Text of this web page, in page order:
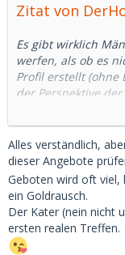
Zitat von
Es gibt wirklich
werfen, als ob es
Profil erstellt (ohne
der Perspektive
Innerhalb von 24
geboten:
1. 300 EUR für
2. 900 EUR für ca.
3. 2-4k pro Monat
Besonders der
Ich weiß nicht
einem verfügbaren
Alles verständlich,
dieser Angebote
Geboten wird oft viel,
ein Goldrausch.
Der Kater (nein nicht
ersten realen Treffen.